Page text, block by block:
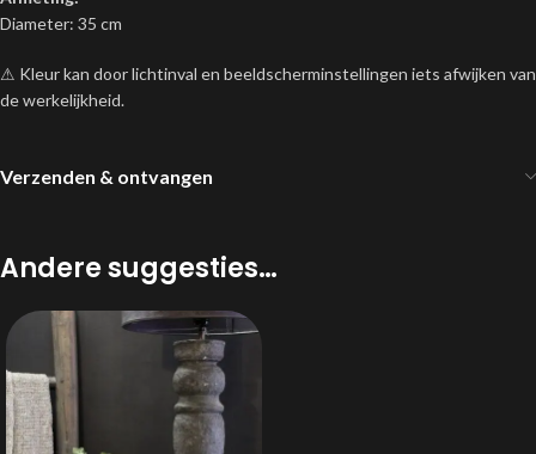
Diameter: 35 cm
⚠ Kleur kan door lichtinval en beeldscherminstellingen iets afwijken van
de werkelijkheid.
Verzenden & ontvangen
Andere suggesties…